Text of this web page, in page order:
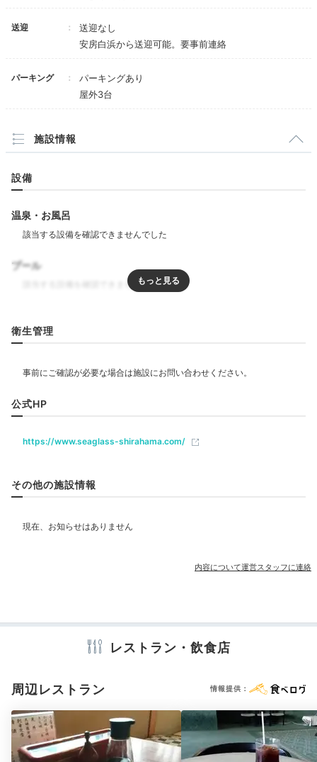
台」が近い「1st」、海が目の前の「2nd」「3rd」。い
ずれも床暖房のタイルフロアで愛犬も快適です。庭には
ます。
yako_suzuka
今回は1stコテージに宿泊。部屋から海も見えるし、
を求めるなら海が真ん前に見える2nd／3rdがおすすめ
15:30
海へとぶらり
愛犬とお散歩タイム
Dinner
18:00
夕暮れの海を眺め
送迎
送迎なし
安房白浜から送迎可能。要事前連絡
パーキング
パーキングあり
屋外3台
施設情報
設備
温泉・お風呂
プール
飲食
ベビー＆子供関連
衛生管理
公式HP
https://www.seaglass-shirahama.com/
その他の施設情報
内容について運営スタッフに連絡
レストラン・飲食店
周辺レストラン 情報提供：